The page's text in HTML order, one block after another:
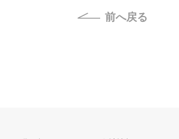
前へ戻る